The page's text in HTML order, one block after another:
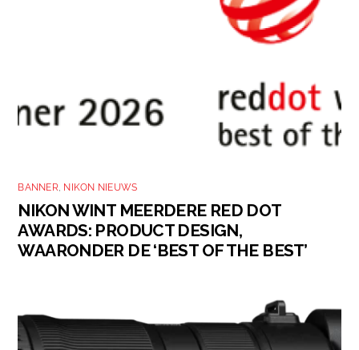
BANNER, NIKON NIEUWS
NIKON WINT MEERDERE RED DOT
AWARDS: PRODUCT DESIGN,
WAARONDER DE ‘BEST OF THE BEST’